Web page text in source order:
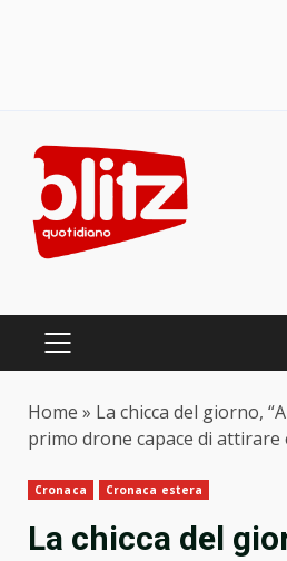
content
PRIMARY
Home » La chicca del giorno,
primo drone capace di attirare
Cronaca Cronaca estera
La chicca del